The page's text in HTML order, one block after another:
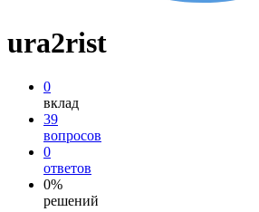
ura2rist
0
вклад
39
вопросов
0
ответов
0%
решений